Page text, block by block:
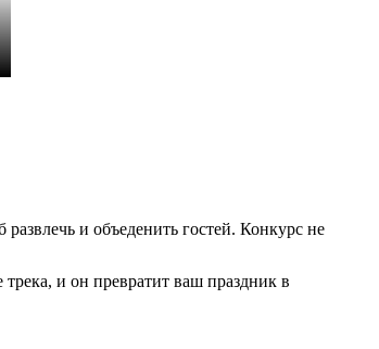
и объеденить гостей. Конкурс не
и он превратит ваш праздник в